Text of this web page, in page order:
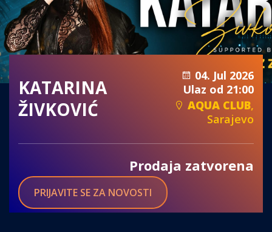
KATARINA
ŽIVKOVIĆ
04. Jul 2026
Ulaz od 21:00
AQUA CLUB,
Sarajevo
Prodaja zatvorena
PRIJAVITE SE ZA NOVOSTI